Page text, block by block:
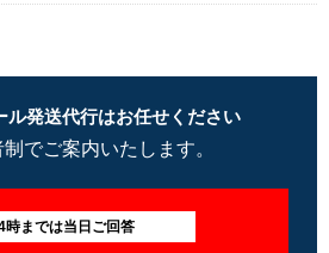
ル発送代行はお任せください
でご案内いたします。
時までは当日ご回答